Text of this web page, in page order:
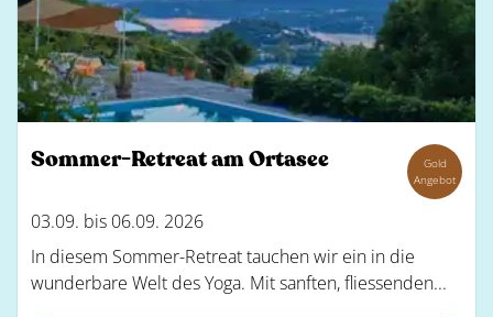
Sommer-Retreat am Ortasee
Gold
Angebot
03.09. bis 06.09. 2026
In diesem Sommer-Retreat tauchen wir ein in die
wunderbare Welt des Yoga. Mit sanften, fliessenden...